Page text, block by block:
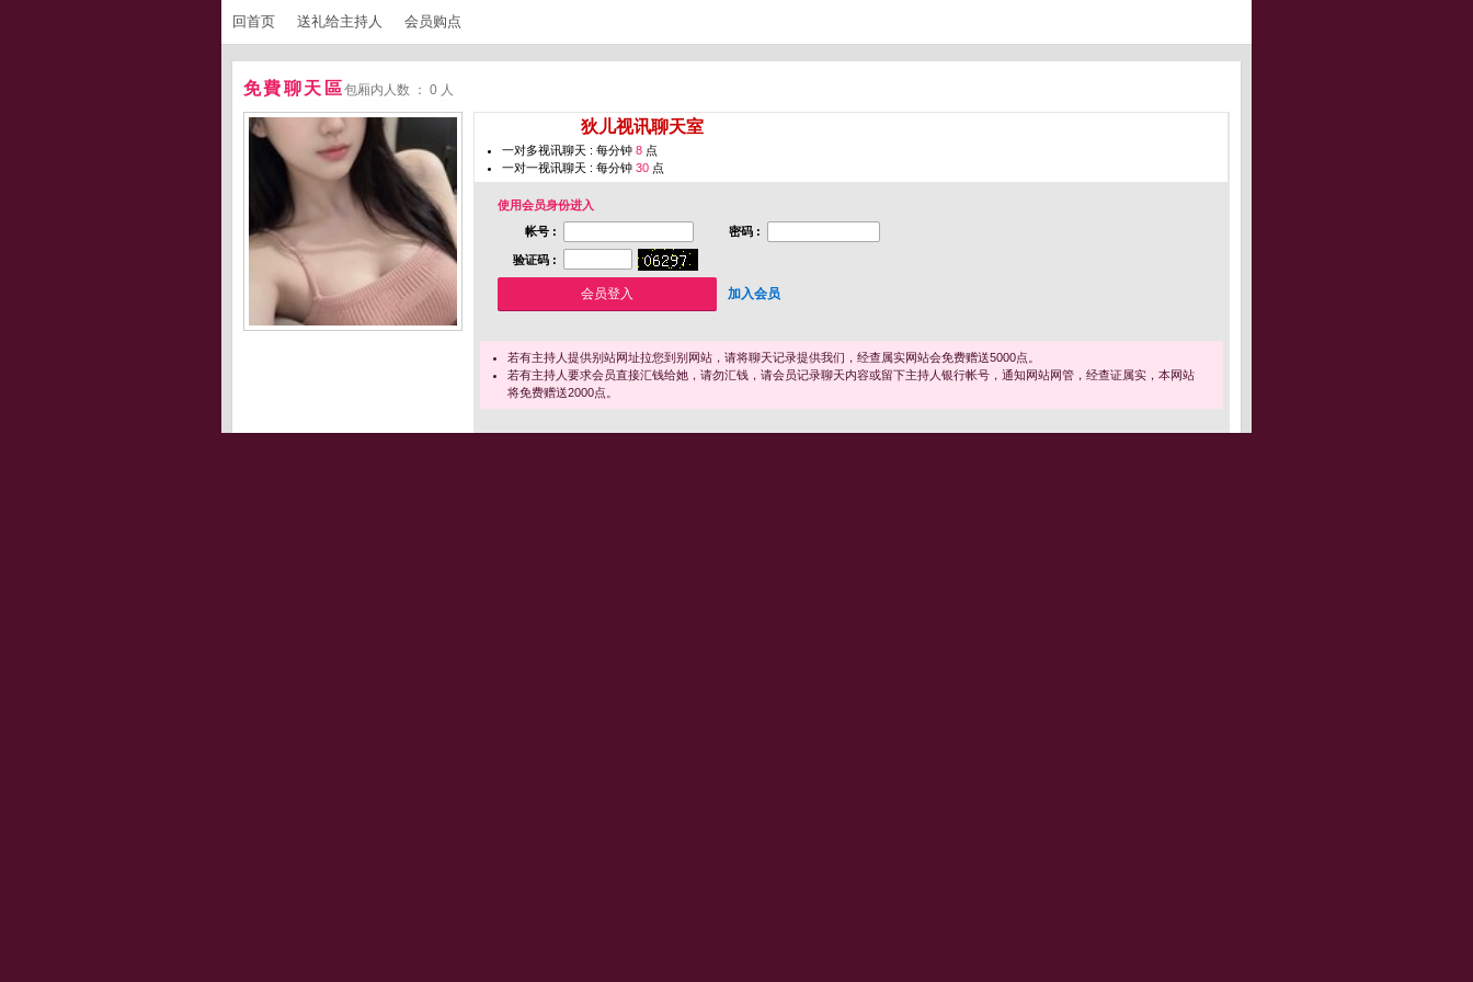
回首页 送礼给主持人 会员购点
免費聊天區包厢内人数 ： 0 人
狄儿视讯聊天室
一对多视讯聊天 : 每分钟 8 点
一对一视讯聊天 : 每分钟 30 点
使用会员身份进入
帐号 :
密码 :
验证码 :
加入会员
若有主持人提供别站网址拉您到别网站，请将聊天记录提供我们，经查属实网站会免费赠送5000点。
若有主持人要求会员直接汇钱给她，请勿汇钱，请会员记录聊天内容或留下主持人银行帐号，通知网站网管，经查证属实，本网站
将免费赠送2000点。